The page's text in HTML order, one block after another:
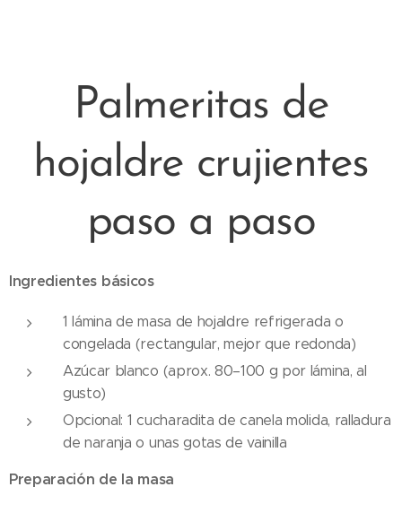
Palmeritas de
hojaldre crujientes
paso a paso
Ingredientes básicos
1 lámina de masa de hojaldre refrigerada o
congelada (rectangular, mejor que redonda)
Azúcar blanco (aprox. 80–100 g por lámina, al
gusto)
Opcional: 1 cucharadita de canela molida, ralladura
de naranja o unas gotas de vainilla
Preparación de la masa